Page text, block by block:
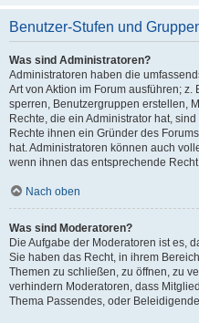
Benutzer-Stufen und
Was sind Administratoren?
Administratoren haben die
Art von Aktion im Forum ausführen;
sperren, Benutzergruppen erstellen,
Rechte, die ein Administrator hat,
Rechte ihnen ein Gründer des
hat. Administratoren können auch
wenn ihnen das entsprechende
Nach oben
Was sind Moderatoren?
Die Aufgabe der Moderatoren ist es,
Sie haben das Recht, in ihrem
Themen zu schließen, zu öffnen, zu
verhindern Moderatoren, dass
Thema Passendes, oder